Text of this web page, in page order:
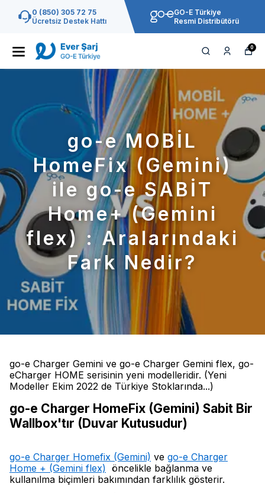
0 (850) 305 72 75
Ücretsiz Destek Hattı
GO-E Türkiye
Resmi Distribütörü
0
go-e MOBİL
HomeFix (Gemini)
ile go-e SABİT
Home+ (Gemini
flex) : Aralarındaki
Fark Nedir?
go-e Charger Gemini ve go-e Charger Gemini flex, go-
eCharger HOME serisinin yeni modelleridir. (Yeni
Modeller Ekim 2022 de Türkiye Stoklarında...)
go-e Charger HomeFix (Gemini) Sabit Bir
Wallbox'tır (Duvar Kutusudur)
go-e Charger Homefix (Gemini) ve go-e Charger
Home + (Gemini flex) öncelikle bağlanma ve
kullanılma biçimleri bakımından farklılık gösterir.